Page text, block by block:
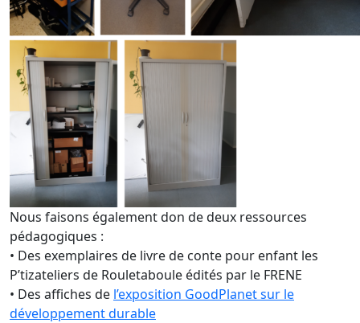
Nous faisons également don de deux ressources
pédagogiques :
• Des exemplaires de livre de conte pour enfant les
P’tizateliers de Rouletaboule édités par le FRENE
• Des affiches de l’exposition GoodPlanet sur le
développement durable